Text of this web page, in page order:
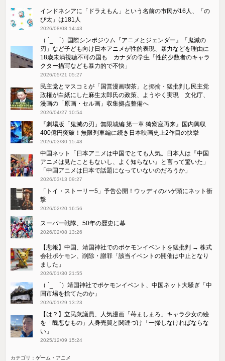
インドネシアに「ドラえもん」という名前の市民が16人、「の
び太」は181人
2026/08/08 14:43
（ ´_ゝ`）国際シンポジウム『アニメとジェンダー』「鬼滅の
刃」など子ども向け日本アニメが性的表現、暴力などを理由に
18歳未満視聴不可の国も カナダの学生「性的少数者のキャラ
クター描写なども暴力的で不快」
2026/05/21 05:27
民主党とマスコミが「国営漫画喫茶」と揶揄・猛批判し民主党
政権が白紙にした麻生太郎氏の政策、ようやく実現 文化庁、
漫画の「原画・セル画」収集拠点整備へ
2026/04/27 10:54
『劇場版「鬼滅の刃」無限城編 第一章 猗窩座再来』国内興収
400億円突破！無限列車編に続き日本映画史上2作目の快挙
2026/03/30 15:48
中国ネット「日本アニメは中国でとても人気。日本人は『中国
アニメは見たこともないし、よく知らない』と言って驚いた」
「中国アニメは日本で話題になっていないのだろうか」
2026/03/13 09:27
「トイ・ストーリー5」予告公開！ウッディのハゲ頭にネット衝
撃
2026/02/20 16:56
スーパー戦隊、50年の歴史に幕
2026/02/08 13:26
【悲報】中国、靖国神社でのポケモンイベントを猛批判 → 株式
会社ポケモン、削除・謝罪「該当イベントの開催は中止となり
ました」
2026/01/30 21:55
（ ´_ゝ`）靖国神社でポケモンイベント、中国ネット大騒ぎ「中
国市場を捨てたのか」
2026/01/29 13:23
【は？】立民衆議員、人気漫画「苺ましまろ」キャラ少女の絵
を「醜悪なもの」人身売買と関連づけ「一掃しなければならな
い」
2025/12/09 15:24
カテゴリ：ゲーム・アニメ